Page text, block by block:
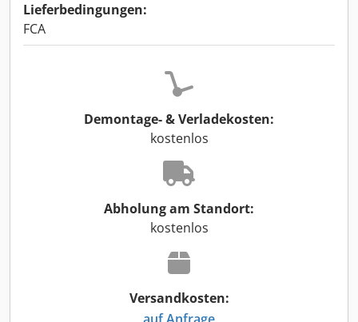
Lieferbedingungen:
FCA
Demontage- & Verladekosten:
kostenlos
Abholung am Standort:
kostenlos
Versandkosten: